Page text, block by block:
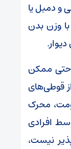
و دمبل یا
با وزن بدن
حتی ممکن
قوطی‌های
محرک
افرادی
نیست،